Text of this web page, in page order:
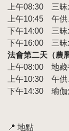
上午08:30 三
上午10:45 午供
下午14:00 三
下午16:00 三
法會第二天（農
上午08:00 地藏
上午10:30 午供
下午14:30 瑜伽
📍 地點